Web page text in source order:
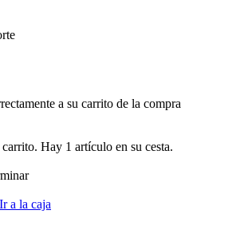
a su carrito de la compra
Hay 1 artículo en su cesta.
Ir a la caja